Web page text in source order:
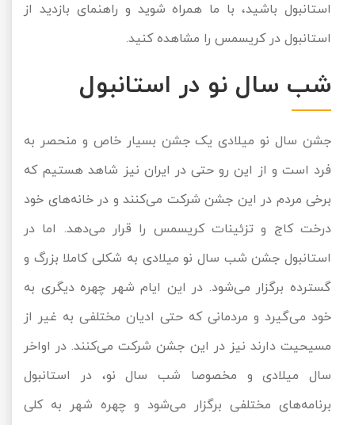
استانبول باشید، با ما همراه شوید و راهنمای بازدید از
استانبول در کریسمس را مشاهده کنید.
شب سال نو در استانبول
جشن سال نو میلادی یک جشن بسیار خاص و منحصر به
فرد است و از این رو حتی در ایران نیز شاهد هستیم که
برخی مردم در این جشن شرکت می‌کنند و در خانه‌های خود
درخت کاج و تزئینات کریسمس را قرار می‌دهد. اما در
استانبول جشن شب سال نو میلادی به شکلی کاملا بزرگ و
گسترده برگزار می‌شود. در این ایام شهر چهره دیگری به
خود می‌گیرد و مردمانی که حتی ادیان مختلفی به غیر از
مسیحیت دارند نیز در این جشن شرکت می‌کنند. در اواخر
سال میلادی و مخصوصا شب سال نو، در استانبول
برنامه‌های مختلفی برگزار می‌شود و چهره شهر به کلی
تور سوباتان
تور مرداب هسل
تور کاشان
تور اصفهان
تور ترکمن صحرا
تور آفرود